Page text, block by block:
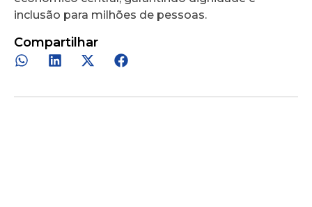
inclusão para milhões de pessoas.
Compartilhar